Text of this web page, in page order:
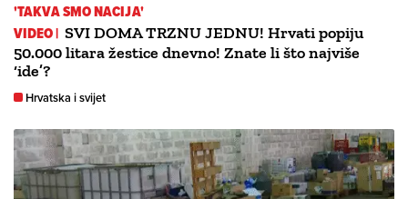
'TAKVA SMO NACIJA'
VIDEO | SVI DOMA TRZNU JEDNU! Hrvati popiju
50.000 litara žestice dnevno! Znate li što najviše
‘ide’?
Hrvatska i svijet